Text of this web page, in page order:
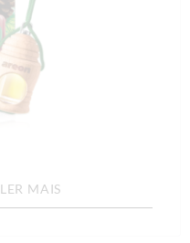
LER MAIS